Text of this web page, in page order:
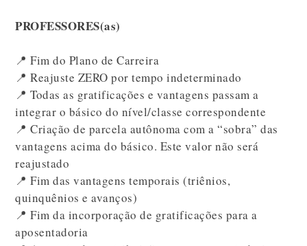
PROFESSORES(as)
📍 Fim do Plano de Carreira
📍 Reajuste ZERO por tempo indeterminado
📍 Todas as gratificações e vantagens passam a
integrar o básico do nível/classe correspondente
📍 Criação de parcela autônoma com a “sobra” das
vantagens acima do básico. Este valor não será
reajustado
📍 Fim das vantagens temporais (triênios,
quinquênios e avanços)
📍 Fim da incorporação de gratificações para a
aposentadoria